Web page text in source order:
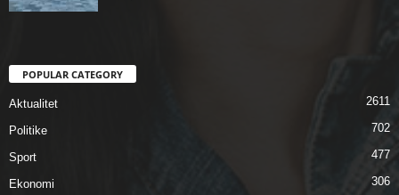
POPULAR CATEGORY
Aktualitet 2611
Politike 702
Sport 477
Ekonomi 306